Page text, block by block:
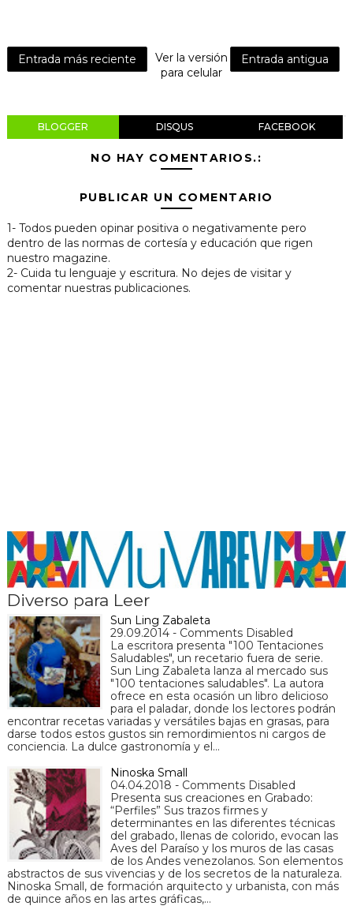
Entrada más reciente Entrada antigua
Ver la versión
para celular
BLOGGER DISQUS FACEBOOK
NO HAY COMENTARIOS.:
PUBLICAR UN COMENTARIO
1- Todos pueden opinar positiva o negativamente pero
dentro de las normas de cortesía y educación que rigen
nuestro magazine.
2- Cuida tu lenguaje y escritura. No dejes de visitar y
comentar nuestras publicaciones.
Diverso para Leer
Sun Ling Zabaleta
29.09.2014 - Comments Disabled
La escritora presenta "100 Tentaciones
Saludables", un recetario fuera de serie.
Sun Ling Zabaleta lanza al mercado sus
"100 tentaciones saludables". La autora
ofrece en esta ocasión un libro delicioso
para el paladar, donde los lectores podrán
encontrar recetas variadas y versátiles bajas en grasas, para
darse todos estos gustos sin remordimientos ni cargos de
conciencia. La dulce gastronomía y el…
Ninoska Small
04.04.2018 - Comments Disabled
Presenta sus creaciones en Grabado:
“Perfiles” Sus trazos firmes y
determinantes en las diferentes técnicas
del grabado, llenas de colorido, evocan las
Aves del Paraíso y los muros de las casas
de los Andes venezolanos. Son elementos
abstractos de sus vivencias y de los secretos de la naturaleza.
Ninoska Small, de formación arquitecto y urbanista, con más
de quince años en las artes gráficas,…